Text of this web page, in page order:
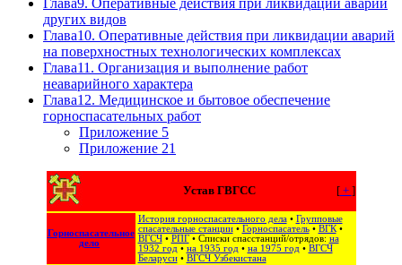
других видов
Глава10. Оперативные действия при ликвидации аварий
на поверхностных технологических комплексах
Глава11. Организация и выполнение работ
неаварийного характера
Глава12. Медицинское и бытовое обеспечение
горноспасательных работ
Приложение 5
Приложение 21
[+ ]
Устав ГВГСС
Горноспасательное
дело
История горноспасательного дела• Групповые
спасательные станции• Горноспасатель• ВГК•
ВГСЧ• РПГ• Списки спасстанций/отрядов: на
1932 год • на 1935 год • на 1975 год • ВГСЧ
Беларуси• ВГСЧ Узбекистана